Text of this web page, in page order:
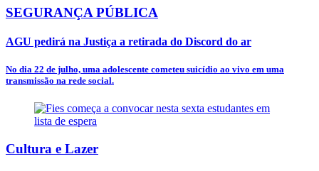
SEGURANÇA PÚBLICA
AGU pedirá na Justiça a retirada do Discord do ar
No dia 22 de julho, uma adolescente cometeu suicídio ao vivo em uma
transmissão na rede social.
Cultura e Lazer